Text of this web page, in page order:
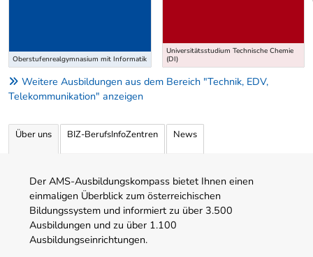
Oberstufenrealgymnasium mit Informatik
Universitätsstudium Technische Chemie
(DI)
Weitere Ausbildungen aus dem Bereich "Technik, EDV,
Telekommunikation" anzeigen
Über uns BIZ-BerufsInfoZentren News
Der AMS-Ausbildungskompass bietet Ihnen einen
einmaligen Überblick zum österreichischen
Bildungssystem und informiert zu über 3.500
Ausbildungen und zu über 1.100
Ausbildungseinrichtungen.